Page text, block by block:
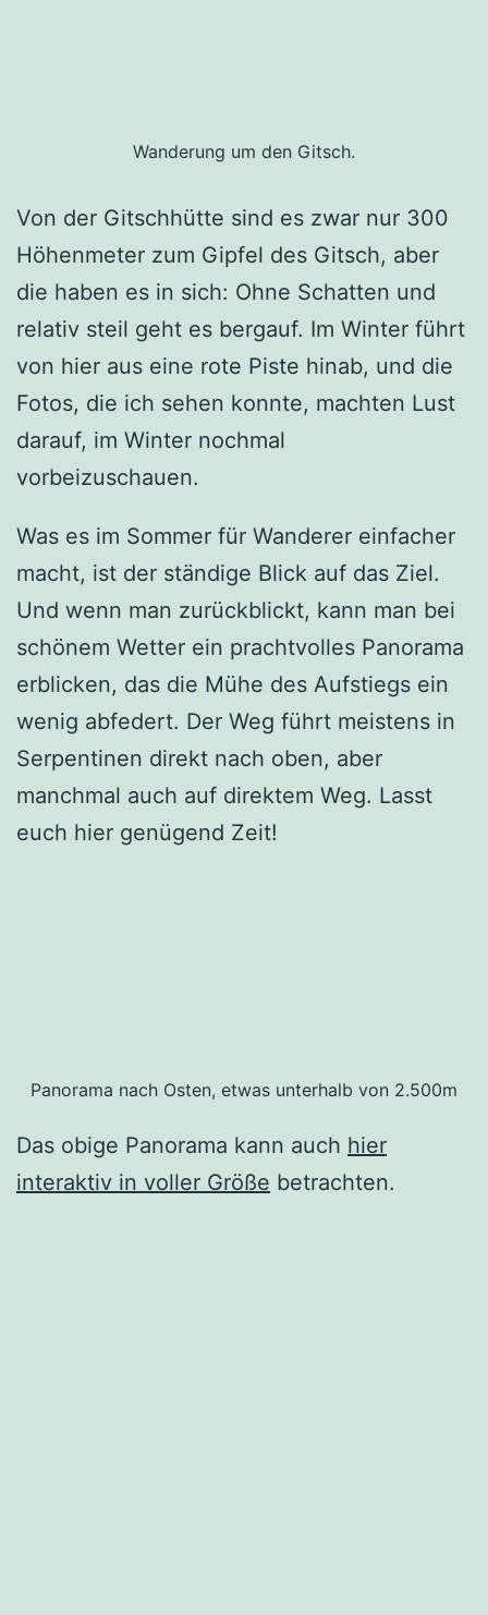
Wanderung um den Gitsch.
Von der Gitschhütte sind es zwar nur 300
Höhenmeter zum Gipfel des Gitsch, aber
die haben es in sich: Ohne Schatten und
relativ steil geht es bergauf. Im Winter führt
von hier aus eine rote Piste hinab, und die
Fotos, die ich sehen konnte, machten Lust
darauf, im Winter nochmal
vorbeizuschauen.
Was es im Sommer für Wanderer einfacher
macht, ist der ständige Blick auf das Ziel.
Und wenn man zurückblickt, kann man bei
schönem Wetter ein prachtvolles Panorama
erblicken, das die Mühe des Aufstiegs ein
wenig abfedert. Der Weg führt meistens in
Serpentinen direkt nach oben, aber
manchmal auch auf direktem Weg. Lasst
euch hier genügend Zeit!
Panorama nach Osten, etwas unterhalb von 2.500m
Das obige Panorama kann auch hier
interaktiv in voller Größe betrachten.